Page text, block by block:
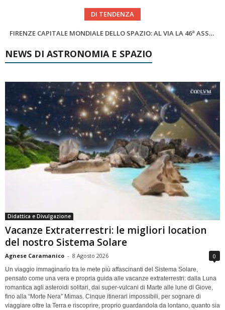
DI TENDENZA
Cielo del Mese di Agosto 2026
SUPERNOVAE aggiornamenti del mese – Agosto 2026
NEWS DI ASTRONOMIA E SPAZIO
Didattica e Divulgazione
Vacanze Extraterrestri: le migliori location
del nostro Sistema Solare
Agnese Caramanico - 8 Agosto 2026 0
Un viaggio immaginario tra le mete più affascinanti del Sistema Solare,
pensato come una vera e propria guida alle vacanze extraterrestri: dalla Luna
romantica agli asteroidi solitari, dai super-vulcani di Marte alle lune di Giove,
fino alla “Morte Nera” Mimas. Cinque itinerari impossibili, per sognare di
viaggiare oltre la Terra e riscoprire, proprio guardandola da lontano, quanto sia